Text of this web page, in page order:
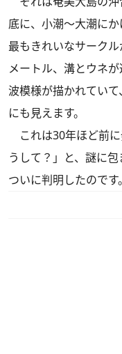
底に、小潮～大潮に
最もきれいなサーク
メートル、溝とウネ
波模様が描かれてい
にも見えます。
これは30年ほど前
うして？」と、謎に
ついに判明したのです。